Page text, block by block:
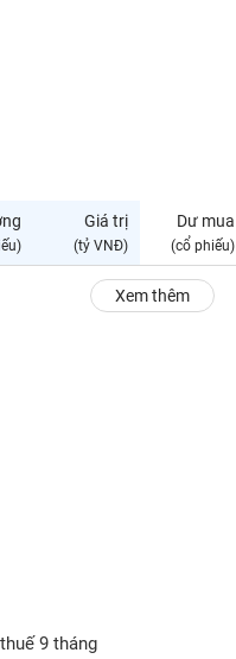
Giá trị
(tỷ VNĐ)
Dư mua
(cổ phiếu)
Xem thêm
9 tháng